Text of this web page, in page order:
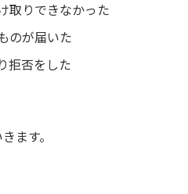
取りできなかった
のが届いた
拒否をした
ます。